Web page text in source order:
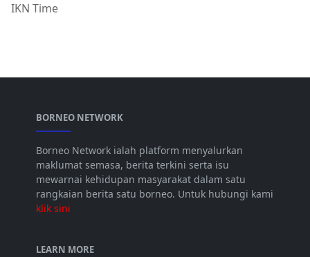
IKN Time
BORNEO NETWORK
Borneo Network ialah platform menyalurkan
maklumat semasa, berita terkini serta isu
mewarnai kehidupan masyarakat dalam satu
rangkaian berita satu borneo. Untuk hubungi kami
klik sini
LEARN MORE